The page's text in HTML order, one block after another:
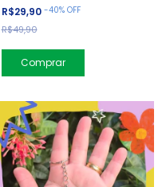
R$29,90 -40% OFF
R$49,90
Comprar